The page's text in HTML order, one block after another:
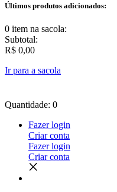
Últimos produtos adicionados:
0 item na sacola:
Subtotal:
R$ 0,00
Ir para a sacola
Quantidade: 0
Fazer login
Criar conta
Fazer login
Criar conta